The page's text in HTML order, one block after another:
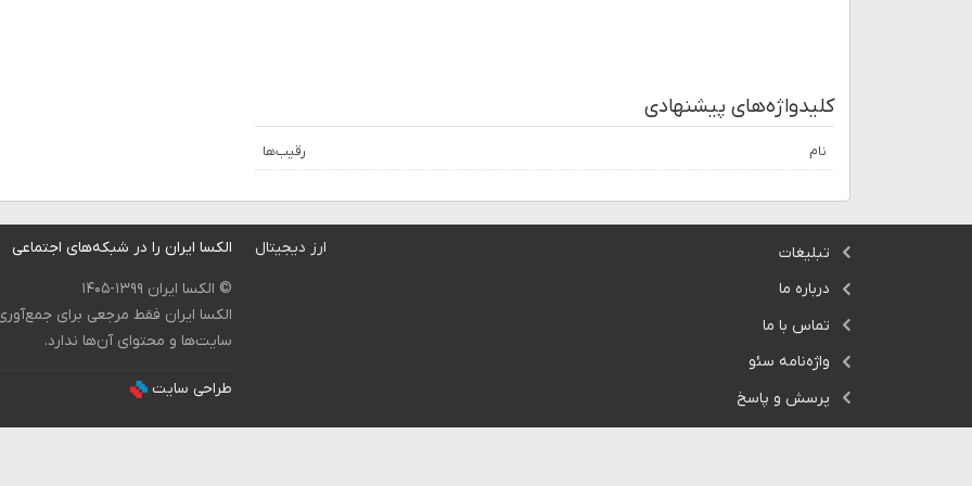
کلیدواژه‌های پیشنهادی
نام رقیب‌ها
ارز دیجیتال
تبلیغات
درباره ما
تماس با ما
واژه‌نامه سئو
پرسش و پاسخ
الکسا ایران را در شبکه‌های اجتماعی
© الکسا ایران ۱۳۹۹-۱۴۰۵
الکسا ایران فقط مرجعی برای
سایت‌ها و محتوای آن‌ها ندارد.
طراحی سایت